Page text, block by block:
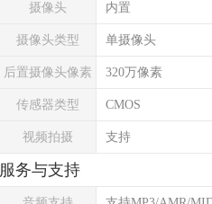
摄像头 内置
摄像头类型 单摄像头
后置摄像头像素 320万像素
传感器类型 CMOS
视频拍摄 支持
服务与支持